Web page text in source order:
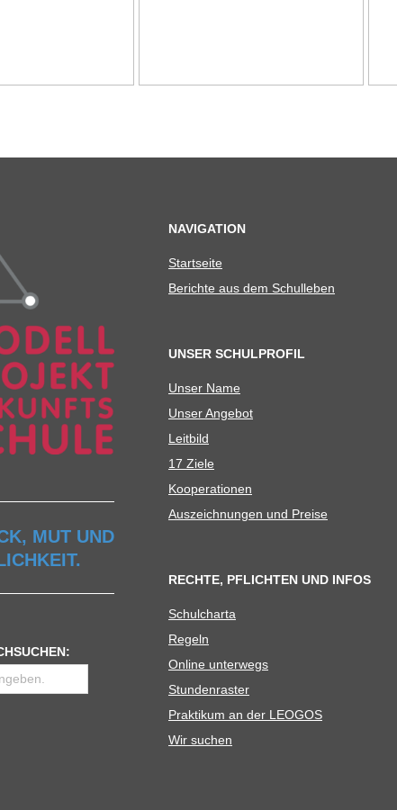
MUT UND
NAVIGATION
Start­seite
Berichte aus dem Schulleben
UNSER SCHULPROFIL
Unser Name
Unser Ange­bot
Leit­bild
17 Ziele
Koope­ra­tio­nen
Aus­zeich­nun­gen und Preise
RECHTE, PFLICHTEN UND INFOS
Schul­charta
Regeln
Online unter­wegs
Stun­den­ras­ter
Prak­ti­kum an der LEOGOS
Wir suchen